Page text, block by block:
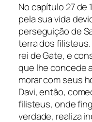
No capítulo 27 de
pela sua vida
perseguição de
terra dos
rei de Gate, e
que lhe concede
morar com seus
Davi, então,
filisteus, onde
verdade, realiza